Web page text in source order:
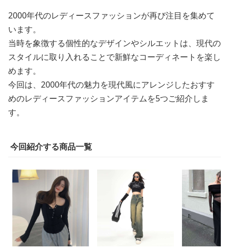
2000年代のレディースファッションが再び注目を集めて
います。
当時を象徴する個性的なデザインやシルエットは、現代の
スタイルに取り入れることで新鮮なコーディネートを楽し
めます。
今回は、2000年代の魅力を現代風にアレンジしたおすす
めのレディースファッションアイテムを5つご紹介しま
す。
今回紹介する商品一覧